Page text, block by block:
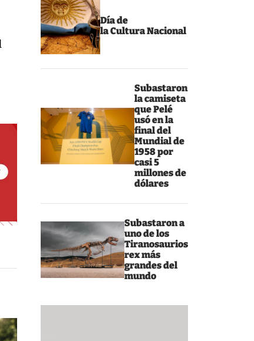
Día de
la Cultura Nacional
Subastaron
la camiseta
que Pelé
usó en la
final del
Mundial de
1958 por
casi 5
millones de
dólares
Subastaron a
uno de los
Tiranosaurios
rex más
grandes del
mundo